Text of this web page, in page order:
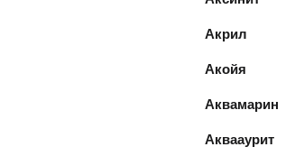
Акрил
Акойя
Аквамарин
Аквааурит